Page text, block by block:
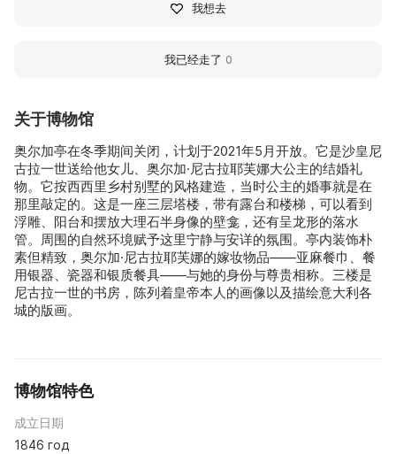
关于博物馆
奥尔加亭在冬季期间关闭，计划于2021年5月开放。它是沙皇尼
古拉一世送给他女儿、奥尔加·尼古拉耶芙娜大公主的结婚礼
物。它按西西里乡村别墅的风格建造，当时公主的婚事就是在
那里敲定的。这是一座三层塔楼，带有露台和楼梯，可以看到
浮雕、阳台和摆放大理石半身像的壁龛，还有呈龙形的落水
管。周围的自然环境赋予这里宁静与安详的氛围。亭内装饰朴
素但精致，奥尔加·尼古拉耶芙娜的嫁妆物品——亚麻餐巾、餐
用银器、瓷器和银质餐具——与她的身份与尊贵相称。三楼是
尼古拉一世的书房，陈列着皇帝本人的画像以及描绘意大利各
城的版画。
博物馆特色
成立日期
1846 год
我想去
我已经走了 0